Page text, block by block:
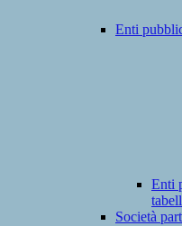
Enti
Enti
Società